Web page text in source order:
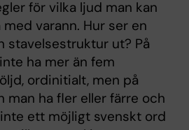
för vilka ljud man kan
varann. Hur ser en
stavelsestruktur ut? På
ha mer än fem
ordinitialt, men på
man ha fler eller färre och
ett möjligt svenskt ord